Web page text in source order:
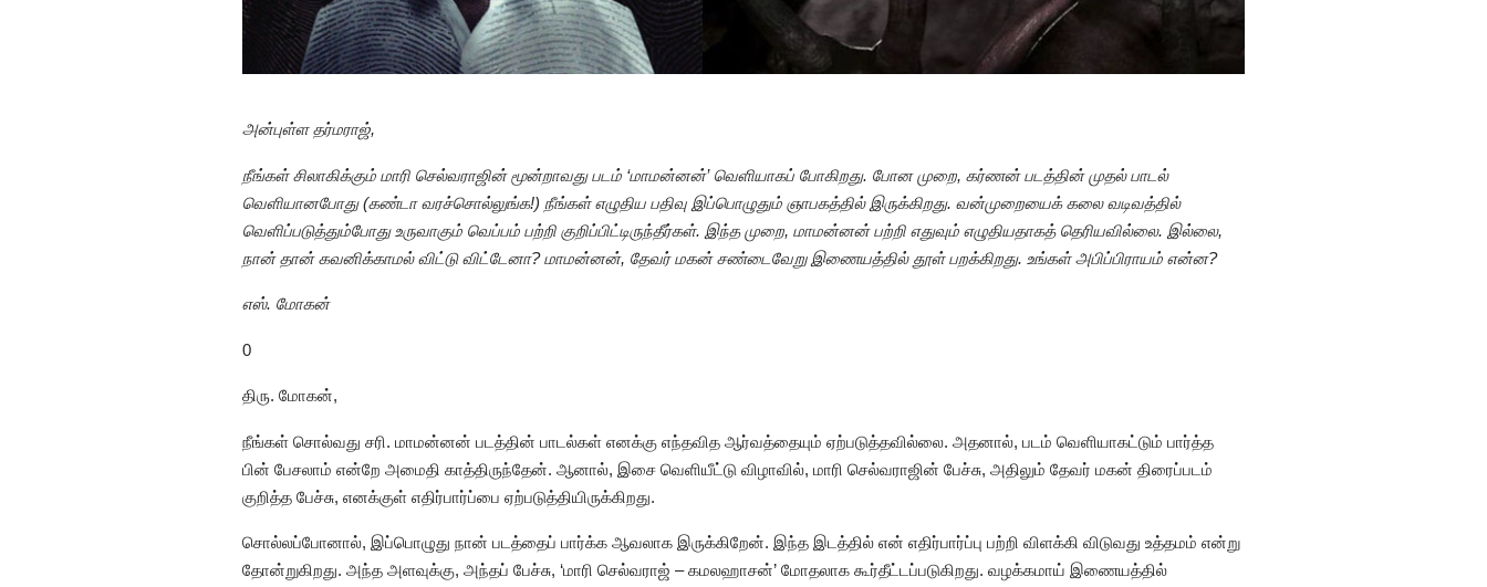
அன்புள்ள தர்மராஜ்,
நீங்கள் சிலாகிக்கும் மாரி செல்வராஜின் மூன்றாவது படம் ‘மாமன்னன்’ வெளியாகப் போகிறது. போன முறை, கர்ணன் படத்தின் முதல் பாடல்
வெளியானபோது (கண்டா வரச்சொல்லுங்க!) நீங்கள் எழுதிய பதிவு இப்பொழுதும் ஞாபகத்தில் இருக்கிறது. வன்முறையைக் கலை வடிவத்தில்
வெளிப்படுத்தும்போது உருவாகும் வெப்பம் பற்றி குறிப்பிட்டிருந்தீர்கள். இந்த முறை, மாமன்னன் பற்றி எதுவும் எழுதியதாகத் தெரியவில்லை. இல்லை,
நான் தான் கவனிக்காமல் விட்டு விட்டேனா? மாமன்னன், தேவர் மகன் சண்டைவேறு இணையத்தில் தூள் பறக்கிறது. உங்கள் அபிப்பிராயம் என்ன?
எஸ். மோகன்
0
திரு. மோகன்,
நீங்கள் சொல்வது சரி. மாமன்னன் படத்தின் பாடல்கள் எனக்கு எந்தவித ஆர்வத்தையும் ஏற்படுத்தவில்லை. அதனால், படம் வெளியாகட்டும் பார்த்த
பின் பேசலாம் என்றே அமைதி காத்திருந்தேன். ஆனால், இசை வெளியீட்டு விழாவில், மாரி செல்வராஜின் பேச்சு, அதிலும் தேவர் மகன் திரைப்படம்
குறித்த பேச்சு, எனக்குள் எதிர்பார்ப்பை ஏற்படுத்தியிருக்கிறது.
சொல்லப்போனால், இப்பொழுது நான் படத்தைப் பார்க்க ஆவலாக இருக்கிறேன். இந்த இடத்தில் என் எதிர்பார்ப்பு பற்றி விளக்கி விடுவது உத்தமம் என்று
தோன்றுகிறது. அந்த அளவுக்கு, அந்தப் பேச்சு, ‘மாரி செல்வராஜ் – கமலஹாசன்’ மோதலாக கூர்தீட்டப்படுகிறது. வழக்கமாய் இணையத்தில்